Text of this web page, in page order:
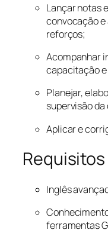
Lançar notas
convocação e
reforços;
Acompanhar
capacitação
Planejar,
supervisão
Aplicar e
Requisitos
Inglês
ferramentas